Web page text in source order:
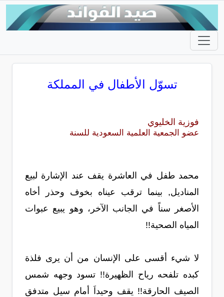
تسوّل الأطفال في المملكة
فوزية الخليوي
عضو الجمعية العلمية السعودية للسنة
محمد طفل في العاشرة يقف عند الإشارة لبيع
المناديل, بينما ترقب عيناه بخوف وحذر أخاه
الأصغر سناً في الجانب الآخر، وهو يبيع عبوات
المياه الصحية!!
لا شيء أقسى على الإنسان من أن يرى فلذة
كبده تلفحه رياح الظهيرة!! تسود وجهه شمس
الصيف الحارقة!! يقف وحيداَ أمام سيل متدفق